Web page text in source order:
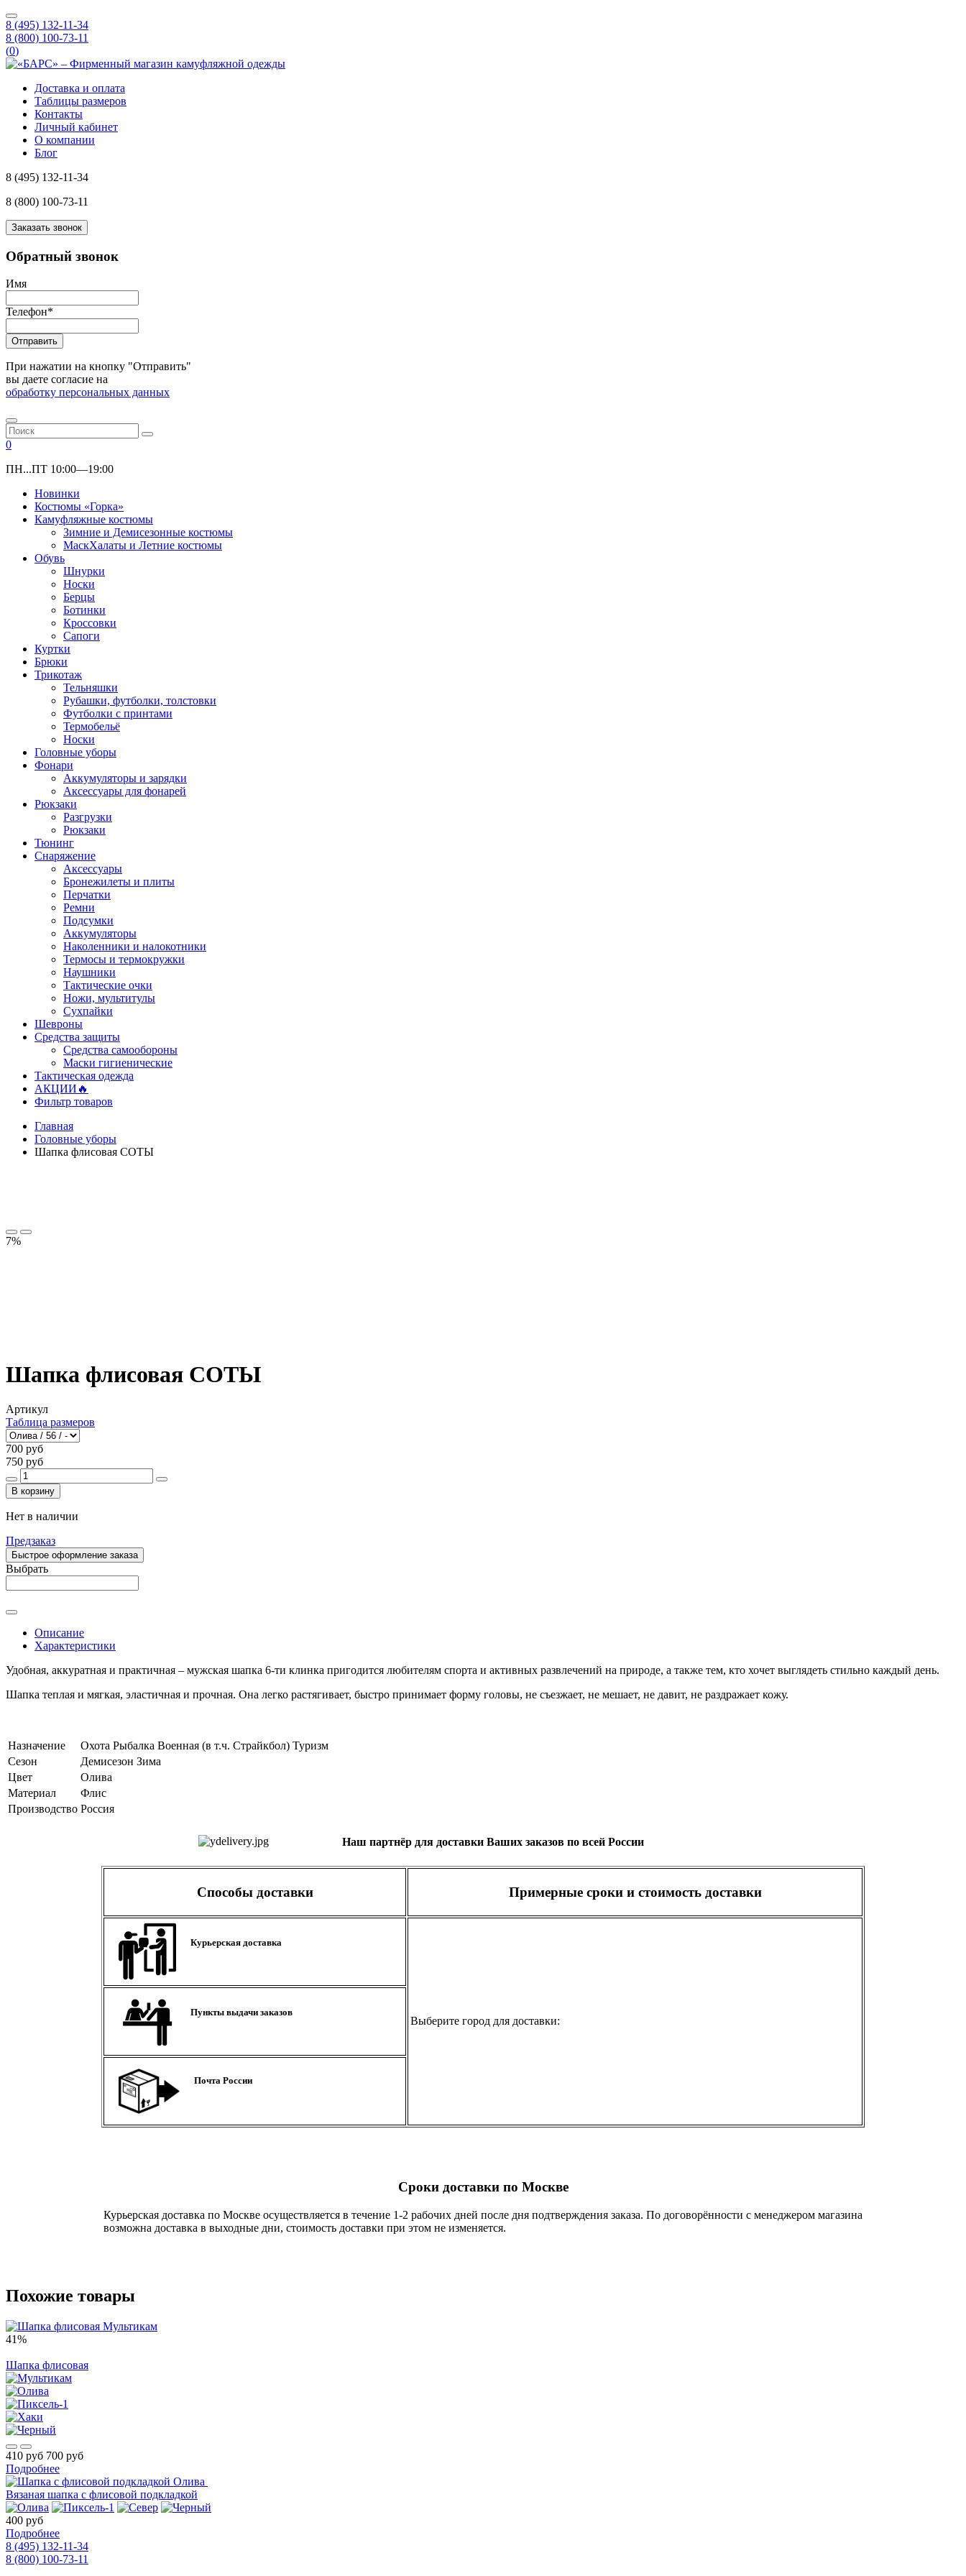
8 (495) 132-11-34
8 (800) 100-73-11
(0)
Доставка и оплата
Таблицы размеров
Контакты
Личный кабинет
О компании
Блог
8 (495) 132-11-34
8 (800) 100-73-11
Заказать звонок
Обратный звонок
Имя
Телефон*
Отправить
При нажатии на кнопку "Отправить"
вы даете согласие на
обработку персональных данных
0
ПН...ПТ 10:00—19:00
Новинки
Костюмы «Горка»
Камуфляжные костюмы
Зимние и Демисезонные костюмы
МаскХалаты и Летние костюмы
Обувь
Шнурки
Носки
Берцы
Ботинки
Кроссовки
Сапоги
Куртки
Брюки
Трикотаж
Тельняшки
Рубашки, футболки, толстовки
Футболки с принтами
Термобельё
Носки
Головные уборы
Фонари
Аккумуляторы и зарядки
Аксессуары для фонарей
Рюкзаки
Разгрузки
Рюкзаки
Тюнинг
Снаряжение
Аксессуары
Бронежилеты и плиты
Перчатки
Ремни
Подсумки
Аккумуляторы
Наколенники и налокотники
Термосы и термокружки
Наушники
Тактические очки
Ножи, мультитулы
Сухпайки
Шевроны
Средства защиты
Средства самообороны
Маски гигиенические
Тактическая одежда
АКЦИИ🔥
Фильтр товаров
Главная
Головные уборы
Шапка флисовая СОТЫ
7%
Шапка флисовая СОТЫ
Артикул
Таблица размеров
700 руб
750 руб
В корзину
Нет в наличии
Предзаказ
Быстрое оформление заказа
Выбрать
Описание
Характеристики
Удобная, аккуратная и практичная – мужская шапка 6-ти клинка пригодится любителям спорта и активных развлечений на природе, а также тем, кто хочет выглядеть стильно каждый день.
Шапка теплая и мягкая, эластичная и прочная. Она легко растягивает, быстро принимает форму головы, не съезжает, не мешает, не давит, не раздражает кожу.
Назначение Охота Рыбалка Военная (в т.ч. Страйкбол) Туризм
Сезон
Демисезон Зима
Цвет
Олива
Материал
Флис
Производство Россия
Наш партнёр для доставки Ваших заказов по всей России
Способы доставки Примерные сроки и стоимость доставки
Курьерская доставка
Выберите город для доставки:
Пункты выдачи заказов
Почта России
Сроки доставки по Москве
Курьерская доставка по Москве осуществляется в течение 1-2 рабочих дней после дня подтверждения заказа. По договорённости с менеджером магазина
возможна доставка в выходные дни, стоимость доставки при этом не изменяется.
Похожие товары
41%
Шапка флисовая
410 руб 700 руб
Подробнее
Вязаная шапка с флисовой подкладкой
400 руб
Подробнее
8 (495) 132-11-34
8 (800) 100-73-11